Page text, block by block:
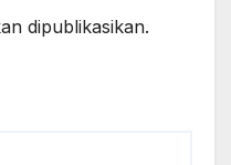
dipublikasikan.